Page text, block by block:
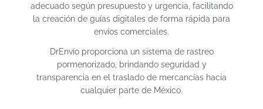
adecuado según presupuesto y urgencia, facilitando
la creación de guías digitales de forma rápida para
envíos comerciales.
DrEnvío proporciona un sistema de rastreo
pormenorizado, brindando seguridad y
transparencia en el traslado de mercancías hacia
cualquier parte de México.